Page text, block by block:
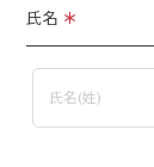
氏名 ＊